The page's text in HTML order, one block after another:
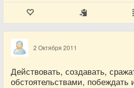
2 Октября 2011
Действовать, создавать,
обстоятельствами, побеждать